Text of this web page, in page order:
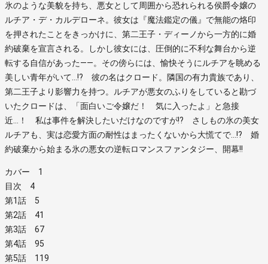
氷のような美貌を持ち、悪女として周囲から恐れられる侯爵令嬢の
ルチア・デ・カルデローネ。彼女は『魔法鑑定の儀』で無能の烙印
を押されたことをきっかけに、第二王子・ディーノから一方的に婚
約破棄を宣言される。しかし彼女には、圧倒的に不利な舞台から逆
転する自信があった――。その傍らには、愉快そうにルチアを眺める
美しい青年がいて…!? 彼の名はクロード。隣国の有力貴族であり、
第二王子より影響力を持つ。ルチアが悪女のふりをしていると勘づ
いたクロードは、「面白いご令嬢だ！ 気に入ったよ」と急接
近…！ 私は事件を解決したいだけなのですが!? さしもの氷の美女
ルチアも、実は恋愛方面の耐性はまったくないから大慌てで…!? 婚
約破棄から始まる氷の悪女の逆転ロマンスファンタジー、開幕!!
カバー 1
目次 4
第1話 5
第2話 41
第3話 67
第4話 95
第5話 119